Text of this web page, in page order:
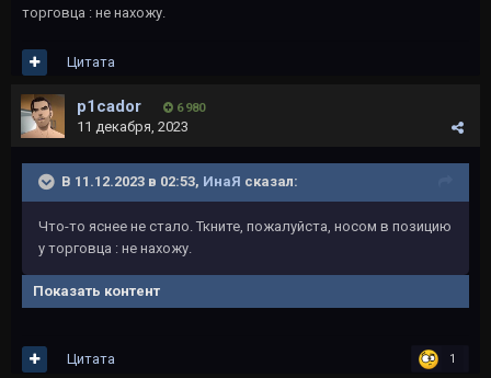
торговца : не нахожу.
Цитата
p1cador 6 980
11 декабря, 2023
В 11.12.2023 в 02:53, ИнаЯ сказал:
Что-то яснее не стало. Ткните, пожалуйста, носом в позицию
у торговца : не нахожу.
Показать контент
1
Цитата